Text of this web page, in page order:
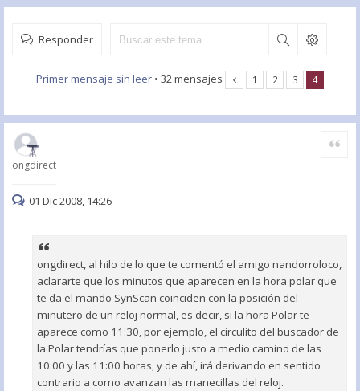
Responder
Primer mensaje sin leer • 32 mensajes 1 2 3 4
ongdirect
Citar
01 Dic 2008, 14:26
ongdirect, al hilo de lo que te comentó el amigo nandorroloco,
aclararte que los minutos que aparecen en la hora polar que
te da el mando SynScan coinciden con la posición del
minutero de un reloj normal, es decir, si la hora Polar te
aparece como 11:30, por ejemplo, el circulito del buscador de
la Polar tendrías que ponerlo justo a medio camino de las
10:00 y las 11:00 horas, y de ahí, irá derivando en sentido
contrario a como avanzan las manecillas del reloj.